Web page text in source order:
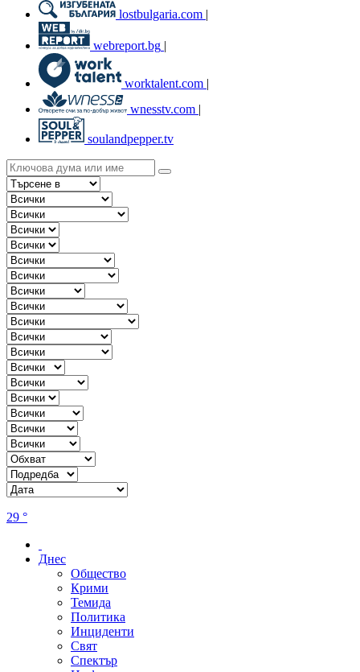
lostbulgaria.com |
webreport.bg |
worktalent.com |
wnesstv.com |
soulandpepper.tv
29 °
Днес
Общество
Крими
Темида
Политика
Инциденти
Свят
Спектър